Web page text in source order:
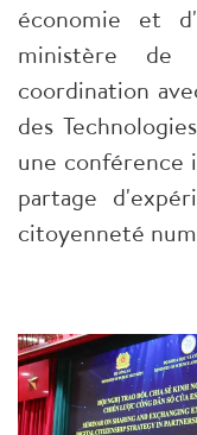
économie et
ministère de
coordination
des
une conférence
partage
citoyenneté